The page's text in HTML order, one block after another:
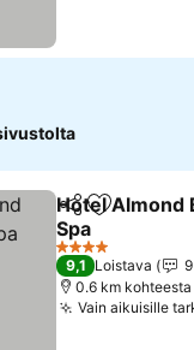
Jaa Lisää
Hotel Almond
Spa
4 Tähtiluokitus
9,1 Loistava
0.6 km
Vain aikuisille